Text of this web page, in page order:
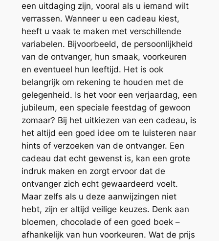
een uitdaging zijn, vooral als u iemand wilt
verrassen. Wanneer u een cadeau kiest,
heeft u vaak te maken met verschillende
variabelen. Bijvoorbeeld, de persoonlijkheid
van de ontvanger, hun smaak, voorkeuren
en eventueel hun leeftijd. Het is ook
belangrijk om rekening te houden met de
gelegenheid. Is het voor een verjaardag, een
jubileum, een speciale feestdag of gewoon
zomaar? Bij het uitkiezen van een cadeau, is
het altijd een goed idee om te luisteren naar
hints of verzoeken van de ontvanger. Een
cadeau dat echt gewenst is, kan een grote
indruk maken en zorgt ervoor dat de
ontvanger zich echt gewaardeerd voelt.
Maar zelfs als u deze aanwijzingen niet
hebt, zijn er altijd veilige keuzes. Denk aan
bloemen, chocolade of een goed boek –
afhankelijk van hun voorkeuren. Wat de prijs